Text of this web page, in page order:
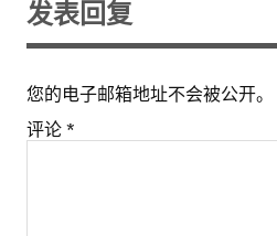
发表回复
您的电子邮箱地址不会被公开。
评论 *